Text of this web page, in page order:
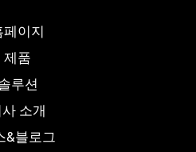
페이지
제품
루션
소개
&블로그